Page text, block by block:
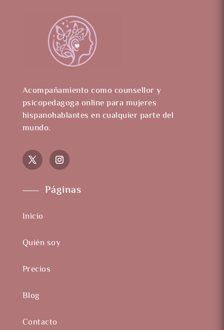
Acompañamiento como counsellor y
psicopedagoga online para mujeres
hispanohablantes en cualquier parte del
mundo.
Páginas
Inicio
Quién soy
Precios
Blog
Contacto